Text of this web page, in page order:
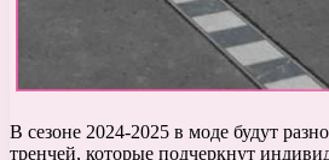
В сезоне 2024-2025 в моде будут
тренчей, которые подчеркнут